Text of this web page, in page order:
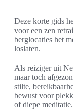
Deze korte gids
voor een zen
berglocaties het
loslaten.
Als reiziger uit
maar toch
stilte,
bewust voor
of diepe meditatie.